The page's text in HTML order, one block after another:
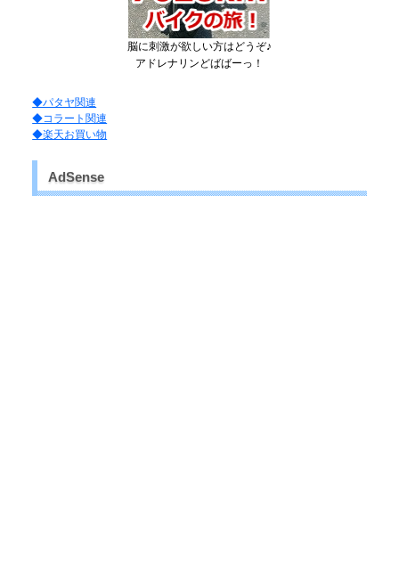
脳に刺激が欲しい方はどうぞ♪
アドレナリンどばばーっ！
◆パタヤ関連
◆コラート関連
◆楽天お買い物
AdSense